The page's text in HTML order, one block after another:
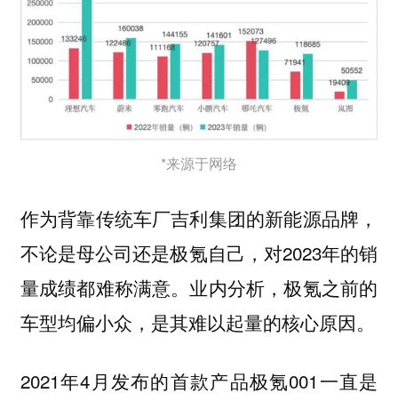
*来源于网络
作为背靠传统车厂吉利集团的新能源品牌，
不论是母公司还是极氪自己，对2023年的销
量成绩都难称满意。业内分析，极氪之前的
车型均偏小众，是其难以起量的核心原因。
2021年4月发布的首款产品极氪001一直是